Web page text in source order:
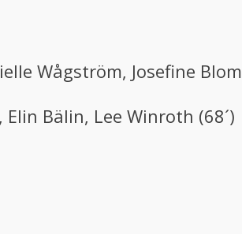
Wågström, Josefine Blom
Elin Bälin, Lee Winroth (68´)